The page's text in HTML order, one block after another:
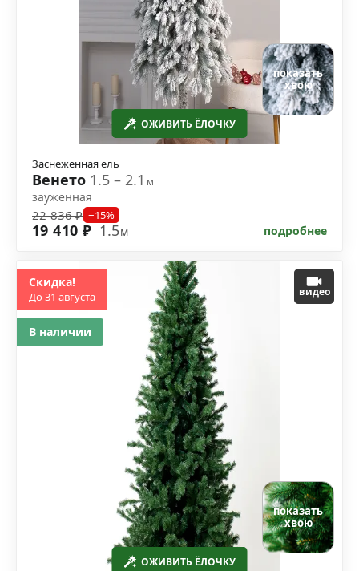
ОЖИВИТЬ ЁЛОЧКУ
показать
хвою
Заснеженная ель
Венето 1.5 – 2.1м
зауженная
22 836 ₽ −15%
19 410 ₽ 1.5м подробнее
ОЖИВИТЬ ЁЛОЧКУ
видео
показать
хвою
Скидка!
До 31 августа
В наличии